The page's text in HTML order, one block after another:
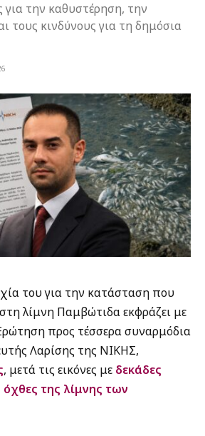
για την καθυστέρηση, την
τους κινδύνους για τη δημόσια
του για την κατάσταση που
λίμνη Παμβώτιδα εκφράζει με
προς τέσσερα συναρμόδια
Λαρίσης της ΝΙΚΗΣ,
, μετά τις εικόνες με δεκάδες
της λίμνης των